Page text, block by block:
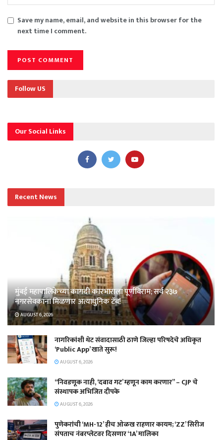
Save my name, email, and website in this browser for the
next time I comment.
Follow US
Our Social Links
Recent News
मुंबई महापालिकेच्या कागदी कारभाराला पूर्णविराम; सर्व २३७
नगरसेवकांना मिळणार अत्याधुनिक टॅब!
AUGUST 6, 2026
नागरिकांशी थेट संवादासाठी ठाणे जिल्हा परिषदेचे अधिकृत
‘Public App’ खाते सुरू!
AUGUST 6, 2026
“निवडणूक नाही, ‘दबाव गट’ म्हणून काम करणार” – CJP चे
संस्थापक अभिजित दीपके
AUGUST 6, 2026
पुणेकरांची ‘MH-12’ हीच ओळख राहणार कायम; ‘ZZ’ सिरीज
संपताच नंबरप्लेटवर दिसणार ‘1A’ मालिका